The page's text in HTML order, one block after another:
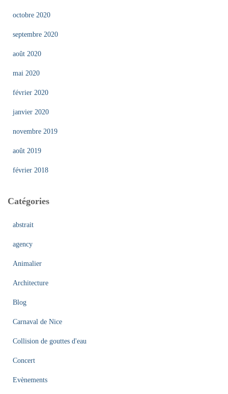
octobre 2020
septembre 2020
août 2020
mai 2020
février 2020
janvier 2020
novembre 2019
août 2019
février 2018
Catégories
abstrait
agency
Animalier
Architecture
Blog
Carnaval de Nice
Collision de gouttes d'eau
Concert
Evènements